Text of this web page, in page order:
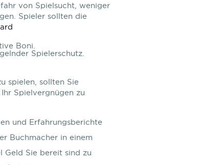
von Spielsucht, weniger
Spieler sollten die
Boni.
Spielerschutz.
spielen, sollten Sie
Spielvergnügen zu
und Erfahrungsberichte
Buchmacher in einem
Geld Sie bereit sind zu